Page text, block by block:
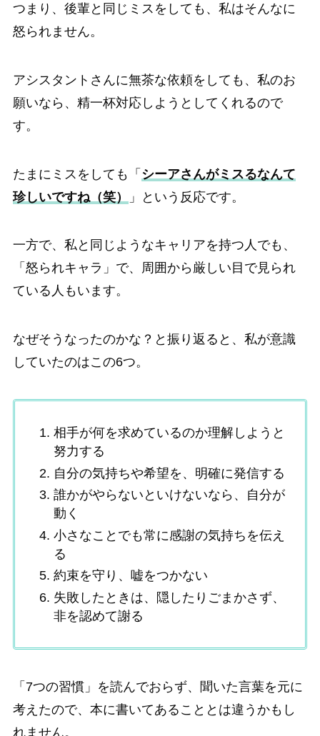
つまり、後輩と同じミスをしても、私はそんなに
怒られません。
アシスタントさんに無茶な依頼をしても、私のお
願いなら、精一杯対応しようとしてくれるので
す。
たまにミスをしても「 シーアさんがミスるなんて
珍しいですね（笑）
」という反応です。
一方で、私と同じようなキャリアを持つ人でも、
「怒られキャラ」で、周囲から厳しい目で見られ
ている人もいます。
なぜそうなったのかな？と振り返ると、私が意識
していたのはこの6つ。
相手が何を求めているのか理解しようと
努力する
自分の気持ちや希望を、明確に発信する
誰かがやらないといけないなら、自分が
動く
小さなことでも常に感謝の気持ちを伝え
る
約束を守り、嘘をつかない
失敗したときは、隠したりごまかさず、
非を認めて謝る
「7つの習慣」を読んでおらず、聞いた言葉を元に
考えたので、本に書いてあることとは違うかもし
れません。